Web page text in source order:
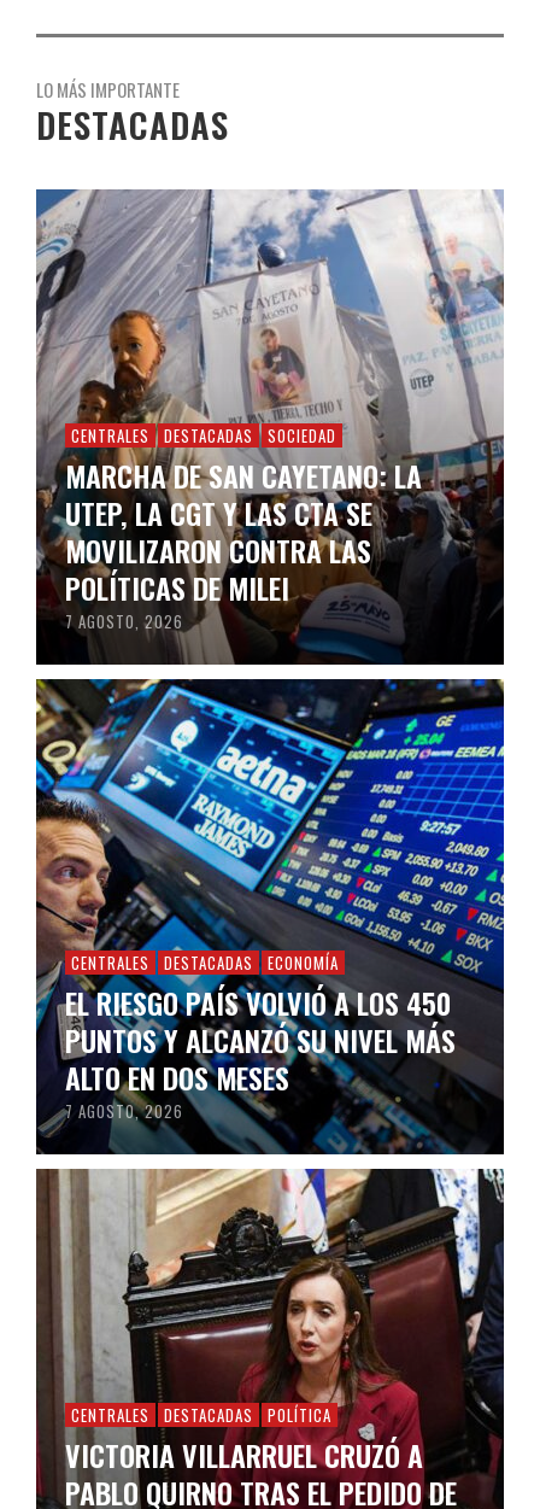
LO MÁS IMPORTANTE
DESTACADAS
CENTRALES DESTACADAS SOCIEDAD
MARCHA DE SAN CAYETANO: LA
UTEP, LA CGT Y LAS CTA SE
MOVILIZARON CONTRA LAS
POLÍTICAS DE MILEI
7 AGOSTO, 2026
CENTRALES DESTACADAS ECONOMÍA
EL RIESGO PAÍS VOLVIÓ A LOS 450
PUNTOS Y ALCANZÓ SU NIVEL MÁS
ALTO EN DOS MESES
7 AGOSTO, 2026
CENTRALES DESTACADAS POLÍTICA
VICTORIA VILLARRUEL CRUZÓ A
PABLO QUIRNO TRAS EL PEDIDO DE